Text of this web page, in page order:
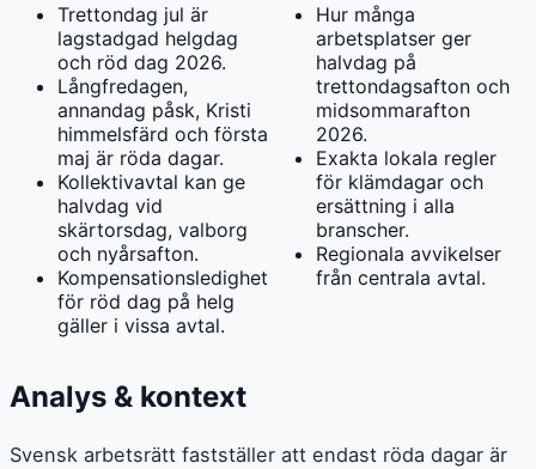
Trettondag jul är
lagstadgad helgdag
och röd dag 2026.
Långfredagen,
annandag påsk, Kristi
himmelsfärd och första
maj är röda dagar.
Kollektivavtal kan ge
halvdag vid
skärtorsdag, valborg
och nyårsafton.
Kompensationsledighet
för röd dag på helg
gäller i vissa avtal.
Hur många
arbetsplatser ger
halvdag på
trettondagsafton och
midsommarafton
2026.
Exakta lokala regler
för klämdagar och
ersättning i alla
branscher.
Regionala avvikelser
från centrala avtal.
Analys & kontext
Svensk arbetsrätt fastställer att endast röda dagar är